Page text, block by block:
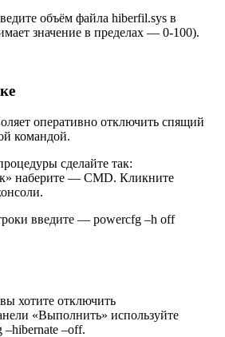
объём файла hiberfil.sys в
значение в пределах — 0-100).
оперативно отключить спящий
командой.
сделайте так:
наберите — CMD. Кликните
введите — powercfg –h off
хотите отключить
«Выполнить» используйте
–hibernate –off.